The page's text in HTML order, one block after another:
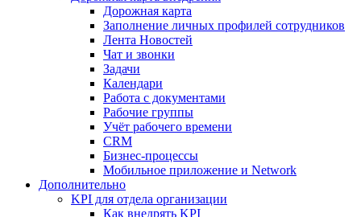
Дорожная карта
Заполнение личных профилей сотрудников
Лента Новостей
Чат и звонки
Задачи
Календари
Работа с документами
Рабочие группы
Учёт рабочего времени
CRM
Бизнес-процессы
Мобильное приложение и Network
Дополнительно
KPI для отдела организации
Как внедрять KPI